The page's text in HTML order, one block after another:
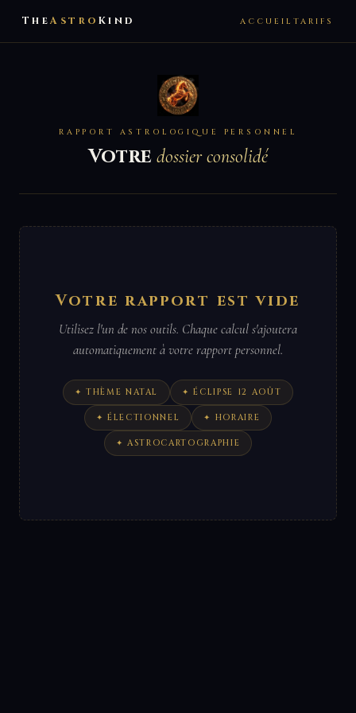
TheAstro Kind ACCUEILTARIFS
RAPPORT ASTROLOGIQUE PERSONNEL
Votre dossier consolidé
Votre rapport est vide
Utilisez l'un de nos outils. Chaque calcul s'ajoutera
automatiquement à votre rapport personnel.
✦ THÈME NATAL ✦ ÉCLIPSE 12 AOÛT
✦ ÉLECTIONNEL ✦ HORAIRE
✦ ASTROCARTOGRAPHIE